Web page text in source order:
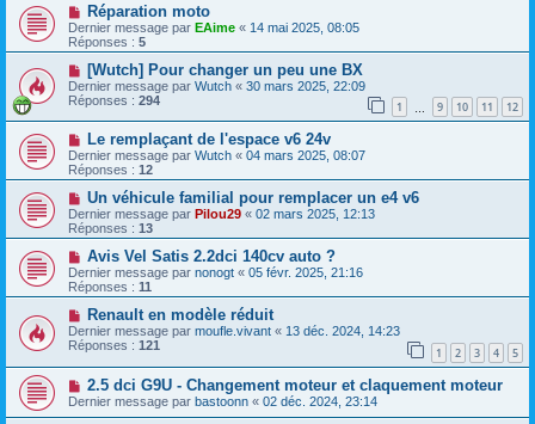
Réparation moto
Dernier message par EAime « 14 mai 2025, 08:05
Réponses : 5
[Wutch] Pour changer un peu une BX
Dernier message par Wutch « 30 mars 2025, 22:09
Réponses : 294 1 9 10 11 12
Le remplaçant de l'espace v6 24v
Dernier message par Wutch « 04 mars 2025, 08:07
Réponses : 12
Un véhicule familial pour remplacer un e4 v6
Dernier message par Pilou29 « 02 mars 2025, 12:13
Réponses : 13
Avis Vel Satis 2.2dci 140cv auto ?
Dernier message par nonogt « 05 févr. 2025, 21:16
Réponses : 11
Renault en modèle réduit
Dernier message par moufle.vivant « 13 déc. 2024, 14:23
Réponses : 121 1 2 3 4 5
2.5 dci G9U - Changement moteur et claquement moteur
Dernier message par bastoonn « 02 déc. 2024, 23:14